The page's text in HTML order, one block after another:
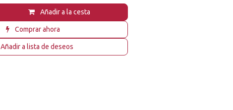
Añadir a la cesta
Comprar ahora
Añadir a lista de deseos